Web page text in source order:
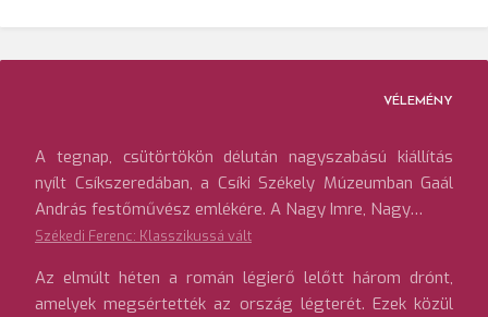
VÉLEMÉNY
A tegnap, csütörtökön délután nagyszabású kiállítás
nyílt Csíkszeredában, a Csíki Székely Múzeumban Gaál
András festőművész emlékére. A Nagy Imre, Nagy…
Székedi Ferenc: Klasszikussá vált
Az elmúlt héten a román légierő lelőtt három drónt,
amelyek megsértették az ország légterét. Ezek közül